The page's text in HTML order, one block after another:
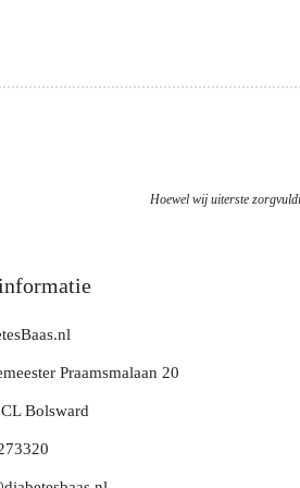
Hoewel wij uiterste
Praamsmalaan 20
Bolsward